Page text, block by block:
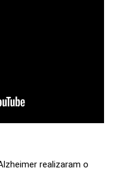
realizaram o